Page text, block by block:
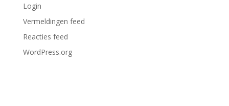
Login
Vermeldingen feed
Reacties feed
WordPress.org